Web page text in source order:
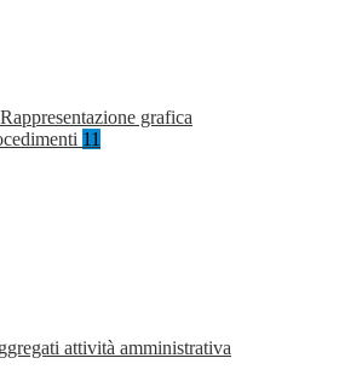
Rappresentazione grafica
11
attività amministrativa